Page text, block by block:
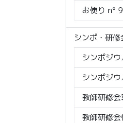
お便り n°
シンポ・研修
シンポジ
シンポジ
教師研修
教師研修会